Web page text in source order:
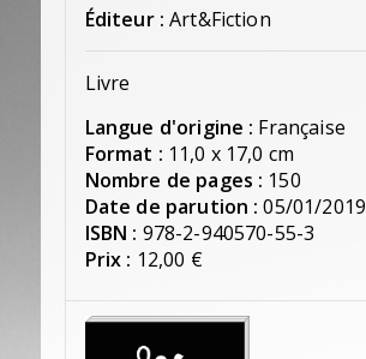
Éditeur : Art&Fiction
Livre
Langue d'origine : Française
Format : 11,0 x 17,0 cm
Nombre de pages : 150
Date de parution : 05/01/2019
ISBN : 978-2-940570-55-3
Prix : 12,00 €